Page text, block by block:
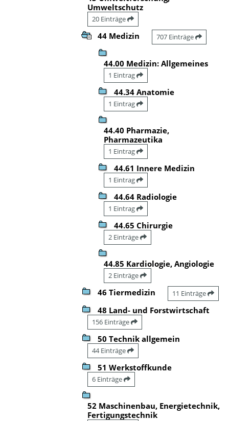
Umweltschutz
20 Einträge
44 Medizin 707 Einträge
44.00 Medizin: Allgemeines
1 Eintrag
44.34 Anatomie
1 Eintrag
44.40 Pharmazie,
Pharmazeutika
1 Eintrag
44.61 Innere Medizin
1 Eintrag
44.64 Radiologie
1 Eintrag
44.65 Chirurgie
2 Einträge
44.85 Kardiologie, Angiologie
2 Einträge
46 Tiermedizin 11 Einträge
48 Land- und Forstwirtschaft
156 Einträge
50 Technik allgemein
44 Einträge
51 Werkstoffkunde
6 Einträge
52 Maschinenbau, Energietechnik,
Fertigungstechnik